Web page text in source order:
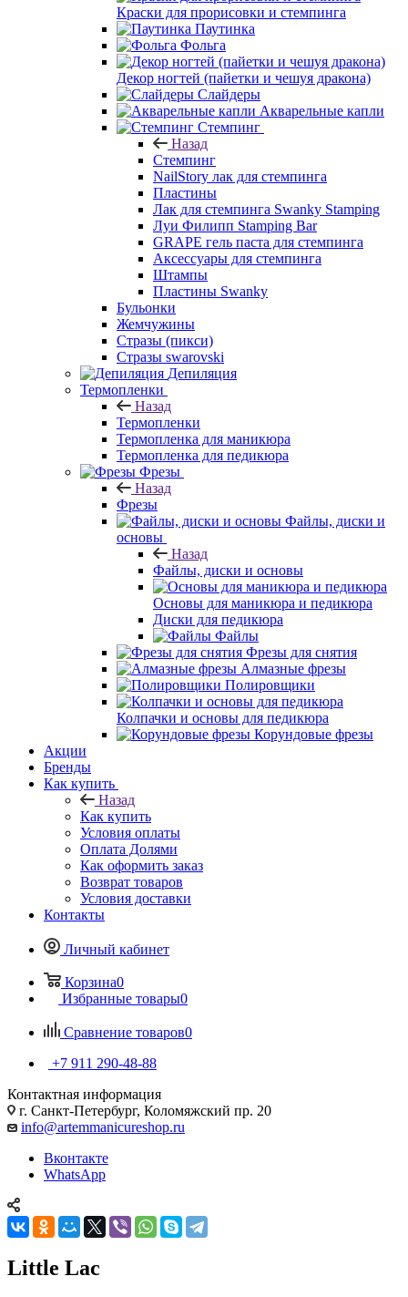
Краски для прорисовки и стемпинга
Паутинка
Фольга
Декор ногтей (пайетки и чешуя дракона)
Слайдеры
Акварельные капли
Стемпинг
Назад
Стемпинг
NailStory лак для стемпинга
Пластины
Лак для стемпинга Swanky Stamping
Луи Филипп Stamping Bar
GRAPE гель паста для стемпинга
Аксессуары для стемпинга
Штампы
Пластины Swanky
Бульонки
Жемчужины
Стразы (пикси)
Cтразы swarovski
Депиляция
Термопленки
Назад
Термопленки
Термопленка для маникюра
Термопленка для педикюра
Фрезы
Назад
Фрезы
Файлы, диски и
основы
Назад
Файлы, диски и основы
Основы для маникюра и педикюра
Диски для педикюра
Файлы
Фрезы для снятия
Алмазные фрезы
Полировщики
Колпачки и основы для педикюра
Корундовые фрезы
Акции
Бренды
Как купить
Назад
Как купить
Условия оплаты
Оплата Долями
Как оформить заказ
Возврат товаров
Условия доставки
Контакты
Личный кабинет
Корзина0
Избранные товары0
Сравнение товаров0
+7 911 290-48-88
Контактная информация
г. Санкт-Петербург, Коломяжский пр. 20
info@artemmanicureshop.ru
Вконтакте
WhatsApp
Little Lac